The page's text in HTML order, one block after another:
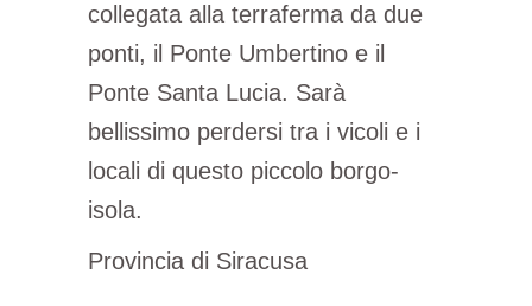
collegata alla terraferma da due
ponti, il Ponte Umbertino e il
Ponte Santa Lucia. Sarà
bellissimo perdersi tra i vicoli e i
locali di questo piccolo borgo-
isola.
Provincia di Siracusa